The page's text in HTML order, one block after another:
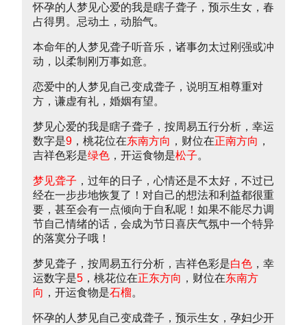
怀孕的人梦见心爱的我是瞎子聋子，预示生女，春
占得男。忌动土，动胎气。
本命年的人梦见聋子听音乐，诸事勿太过刚强或冲
动，以柔制刚万事如意。
恋爱中的人梦见自己变成聋子，说明互相尊重对
方，谦虚有礼，婚姻有望。
梦见心爱的我是瞎子聋子，按周易五行分析，幸运
数字是9 ，桃花位在东南方向 ，财位在正南方向 ，
吉祥色彩是绿色 ，开运食物是松子。
梦见聋子 ，过年的日子，心情还是不太好，不过已
经在一步步地恢复了！对自己的想法和利益都很重
要，甚至会有一点倾向于自私呢！如果不能尽力调
节自己情绪的话，会成为节日喜庆气氛中一个特异
的落寞分子哦！
梦见聋子，按周易五行分析，吉祥色彩是白色 ，幸
运数字是5 ，桃花位在正东方向 ，财位在东南方
向 ，开运食物是石榴。
怀孕的人梦见自己变成聋子，预示生女，孕妇少开